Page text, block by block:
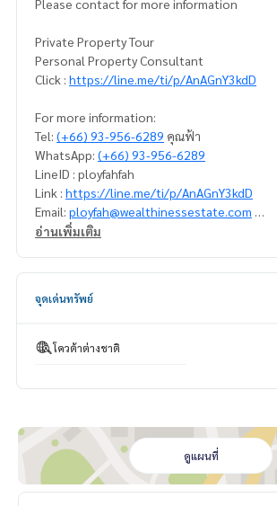
Please contact for more information
Private Property Tour
Personal Property Consultant
Click : https://line.me/ti/p/AnAGnY3kdD
For more information:
Tel: (+66) 93-956-6289 คุณฟ้า
WhatsApp: (+66) 93-956-6289
LineID : ployfahfah
Link : https://line.me/ti/p/AnAGnY3kdD
Email: ployfah@wealthinessestate.com
Co agent welcome *
อ่านเพิ่มเติม
จุดเด่นทรัพย์
โควต้าต่างชาติ
ดูแผนที่